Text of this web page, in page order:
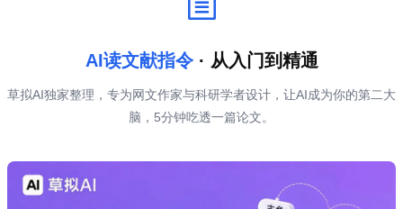
AI读文献指令· 从入门到精通
草拟AI独家整理，专为网文作家与科研学者设计，让AI成为你的第二大
脑，5分钟吃透一篇论文。